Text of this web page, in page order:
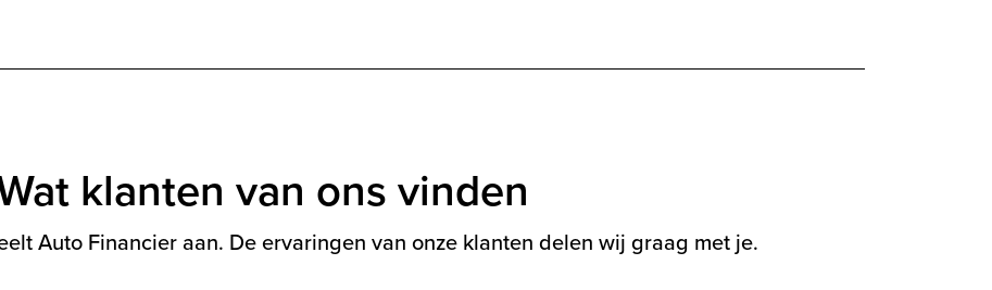
klanten van ons vinden
Auto Financier aan. De ervaringen van onze klanten delen wij graag met je.